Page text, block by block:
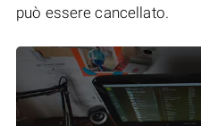
può essere cancellato.